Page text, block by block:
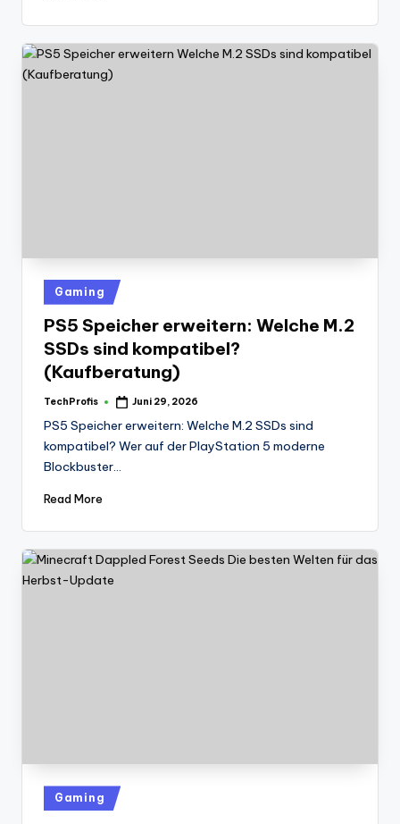
Posted
in
Gaming
PS5 Speicher erweitern: Welche M.2
SSDs sind kompatibel?
(Kaufberatung)
Posted
TechProfis Juni 29, 2026
PS5 Speicher erweitern: Welche M.2 SSDs sind
kompatibel? Wer auf der PlayStation 5 moderne
Blockbuster…
Read More
Posted
in
Gaming